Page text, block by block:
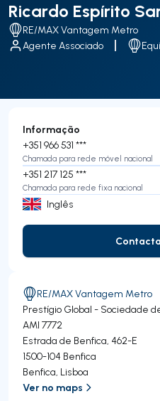
Ricardo Espírito
RE/MAX Vantagem Metro
Agente Associado
Informação
+351 966 531 ***
Chamada para rede móvel nacional
+351 217 125 ***
Chamada para rede fixa nacional
Inglês
RE/MAX Vantagem Metro
Prestígio Global - Sociedade
AMI 7772
Estrada de Benfica, 462-E
1500-104 Benfica
Benfica, Lisboa
Ver no maps